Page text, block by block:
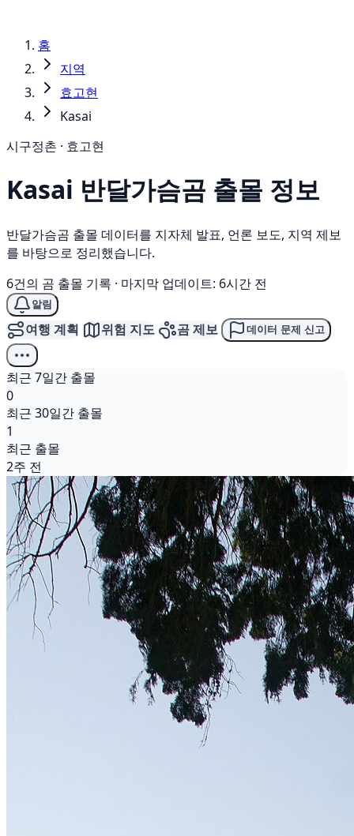
홈
지역
효고현
Kasai
시구정촌 · 효고현
Kasai 반달가슴곰 출몰 정보
반달가슴곰 출몰 데이터를 지자체 발표, 언론 보도, 지역 제보
를 바탕으로 정리했습니다.
6건의 곰 출몰 기록 · 마지막 업데이트: 6시간 전
알림
여행 계획 위험 지도 곰 제보 데이터 문제 신고
최근 7일간 출몰
0
최근 30일간 출몰
1
최근 출몰
2주 전